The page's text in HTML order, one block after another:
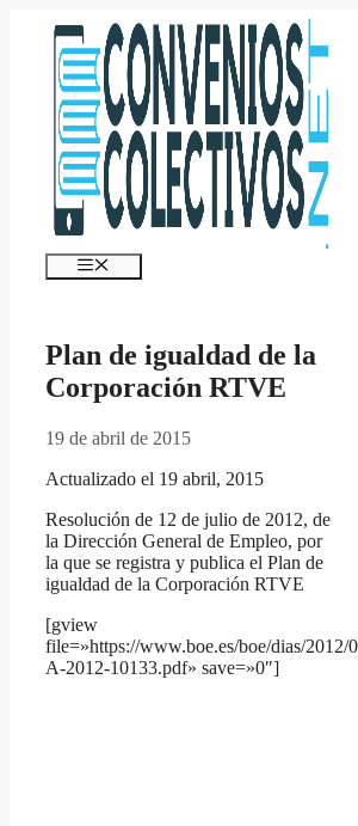
contenido
Menú
Plan de igualdad de la
Corporación RTVE
19 de abril de 2015
Actualizado el 19 abril, 2015
Resolución de 12 de julio de 2012, de
la Dirección General de Empleo, por
la que se registra y publica el Plan de
igualdad de la Corporación RTVE
[gview
file=»https://www.boe.es/boe/dias/2012/
A-2012-10133.pdf» save=»0″]